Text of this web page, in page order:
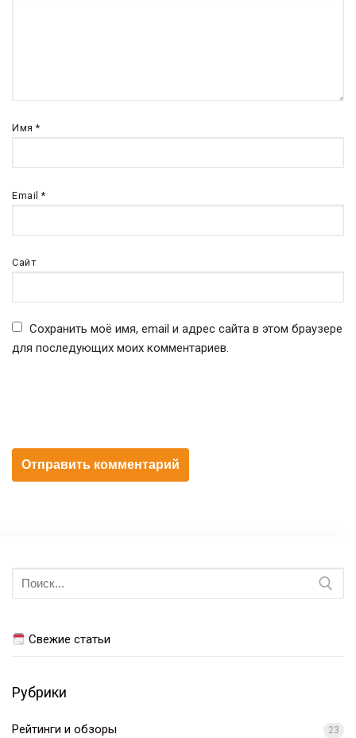
Имя*
Email*
Сайт
Сохранить моё имя, email и адрес сайта в этом браузере
для последующих моих комментариев.
Искать:
Свежие статьи
Рубрики
Рейтинги и обзоры 23